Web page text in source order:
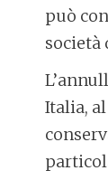
può
società
Italia,